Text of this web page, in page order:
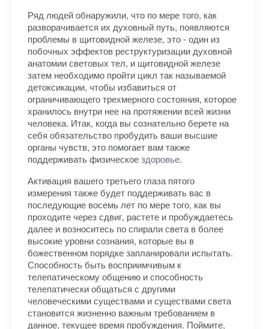
Ряд людей обнаружили, что по мере того, как
разворачивается их духовный путь, появляются
проблемы в щитовидной железе, это - один из
побочных эффектов реструктуризации духовной
анатомии световых тел, и щитовидной железе
затем необходимо пройти цикл так называемой
детоксикации, чтобы избавиться от
ограничивающего трехмерного состояния, которое
хранилось внутри нее на протяжении всей жизни
человека. Итак, когда вы сознательно берете на
себя обязательство пробудить ваши высшие
органы чувств, это помогает вам также
поддерживать физическоездоровье.
Активация вашего третьего глаза пятого
измерения также будет поддерживать вас в
последующие восемь лет по мере того, как вы
проходите через сдвиг, растете и пробуждаетесь
далее и возноситесь по спирали света в более
высокие уровни сознания, которые вы в
божественном порядке запланировали испытать.
Способность быть восприимчивым к
телепатическому общению и способность
телепатически общаться с другими
человеческими существами и существами света
становится жизненно важным требованием в
данное, текущее время пробуждения. Поймите,